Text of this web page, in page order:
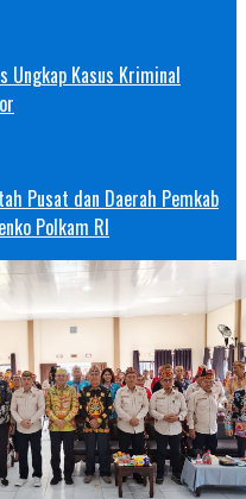
Ungkap Kasus Kriminal
Pusat dan Daerah Pemkab
Polkam RI